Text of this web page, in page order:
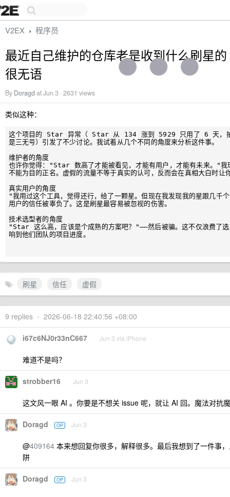
V2EX › 程序员
最近自己维护的仓库老是收到什么刷星
很无语
By Doragd at Jun 3 · 2631 views
类似这种：
这个项目的 Star 异常（ Star 从 134 涨到 5929 只用了 6 天，抽
是三无号）引发了不少讨论。我试着从几个不同的角度来分析这件事。
维护者的角度
也许你觉得："Star 数高了才能被看见，才能有用户，才能有未来。"我
不能为目的正名。虚假的流量不等于真实的认可，反而会在真相大白时让
真实用户的角度
"我用过这个工具，觉得还行，给了一颗星。但现在我发现我的星跟几千
用户的信任被辜负了。这是刷星最容易被忽视的伤害。
技术选型者的角度
"Star 这么高，应该是个成熟的方案吧？"——然后被骗。这不仅浪费了选
响到他们团队的项目进度。
刷星 信任 虚假
9 replies • 2026-06-18 22:40:56 +08:00
i67c6NJ0r33nC667 Jun 3 via iPhone
难道不是吗？
strobber16 Jun 3
这文风一眼 AI 。你要是不想关 issue 呢，就让 AI 回。魔法对抗
Doragd OP Jun 3
@409164 本来想回复你很多，解释很多。最后我想到了一件事
阱
Doragd OP Jun 3